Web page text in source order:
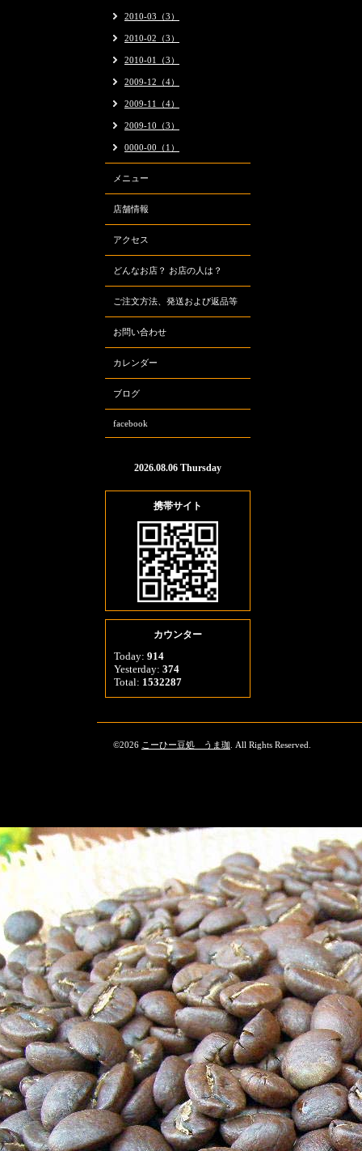
2010-03（3）
2010-02（3）
2010-01（3）
2009-12（4）
2009-11（4）
2009-10（3）
0000-00（1）
メニュー
店舗情報
アクセス
どんなお店？ お店の人は？
ご注文方法、発送および返品等
お問い合わせ
カレンダー
ブログ
facebook
2026.08.06 Thursday
携帯サイト
カウンター
Today: 914
Yesterday: 374
Total: 1532287
©2026 こーひー豆処 うま珈 . All Rights Reserved.